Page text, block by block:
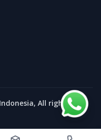
All rights